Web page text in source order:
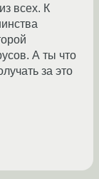
всех. К
А ты что
за это